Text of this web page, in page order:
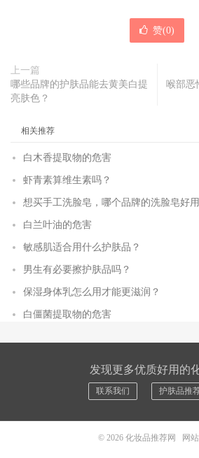
赞(0)
上一篇
哪些品牌的护肤品能去黄美白提
亮肤色？
喉部恶
相关推荐
白木香提取物的危害
虾青素算维生素吗？
想买手工洗脸皂，哪个品牌的洗脸皂好用
白兰叶油的危害
敏感肌适合用什么护肤品？
男生有必要擦护肤品吗？
保湿身体乳怎么用才能更滋润？
白僵菌提取物的危害
发现更多优质好用的
联系我们 护肤品推
© 2026 化妆品推荐网 网